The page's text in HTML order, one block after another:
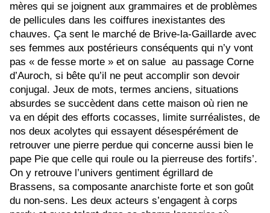
mères qui se joignent aux grammaires et de problèmes
de pellicules dans les coiffures inexistantes des
chauves. Ça sent le marché de Brive-la-Gaillarde avec
ses femmes aux postérieurs conséquents qui n’y vont
pas « de fesse morte » et on salue au passage Corne
d’Auroch, si bête qu’il ne peut accomplir son devoir
conjugal. Jeux de mots, termes anciens, situations
absurdes se succèdent dans cette maison où rien ne
va en dépit des efforts cocasses, limite surréalistes, de
nos deux acolytes qui essayent désespérément de
retrouver une pierre perdue qui concerne aussi bien le
pape Pie que celle qui roule ou la pierreuse des fortifs’.
On y retrouve l’univers gentiment égrillard de
Brassens, sa composante anarchiste forte et son goût
du non-sens. Les deux acteurs s’engagent à corps